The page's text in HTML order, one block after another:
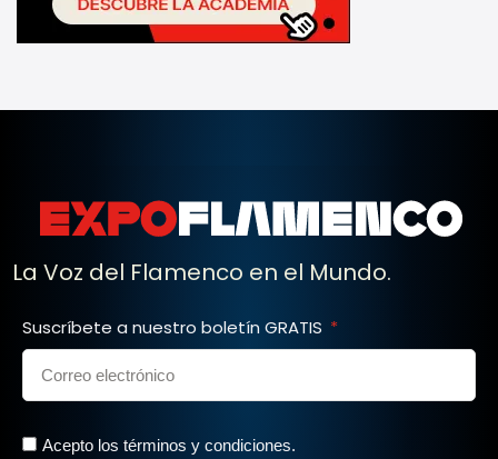
La Voz del Flamenco en el Mundo.
Suscríbete a nuestro boletín GRATIS
Acepto los términos y condiciones.